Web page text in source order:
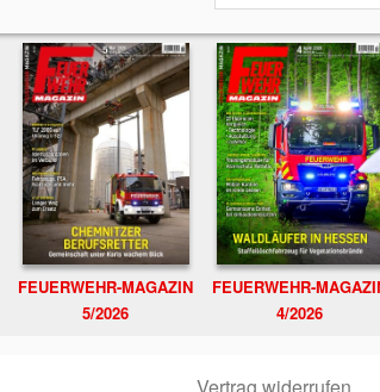
FEUERWEHR-MAGAZIN
5/2026
FEUERWEHR-
4/2026